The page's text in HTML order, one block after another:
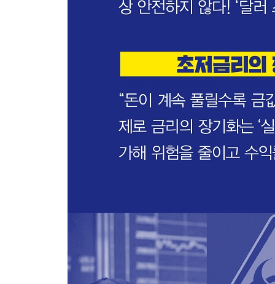
-달러 수요에 따라 달라지는 금의 가격
-반복되는 역사 속에서 금을 바라보라
달러의 손에 달린 금의 향방
-저금리 기조와 과도한 부채가 가져올 결과
-부채 해결의 세 가지 방법
-부채를 녹여버리는 인플레이션의 마법
-초저금리의 장기화와 금 투자의 매력
위기에 강한 자산에 투자하라
글로벌 경기 침체 시나리오
-달러 강세와 금리 인상의 사이클